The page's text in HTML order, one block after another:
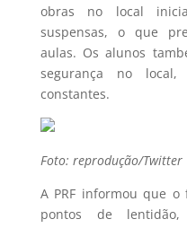
obras no local
suspensas, o que
aulas. Os alunos
segurança no
constantes.
Foto: reprodução/Twitter
A PRF informou que o
pontos de